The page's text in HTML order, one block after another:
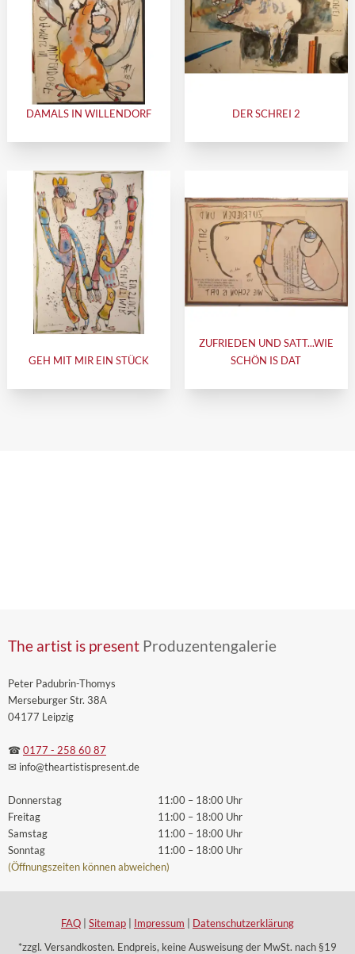
DAMALS IN WILLENDORF DER SCHREI 2
GEH MIT MIR EIN STÜCK
ZUFRIEDEN UND SATT...WIE
SCHÖN IS DAT
The artist is present Produzentengalerie
Peter Padubrin-Thomys
Merseburger Str. 38A
04177 Leipzig
☎ 0177 - 258 60 87
✉ info@theartistispresent.de
Donnerstag
Freitag
Samstag
Sonntag
11:00 – 18:00 Uhr
11:00 – 18:00 Uhr
11:00 – 18:00 Uhr
11:00 – 18:00 Uhr
(Öffnungszeiten können abweichen)
FAQ Sitemap Impressum
Datenschutzerklärung
*zzgl. Versandkosten. Endpreis, keine Ausweisung der MwSt. nach §19